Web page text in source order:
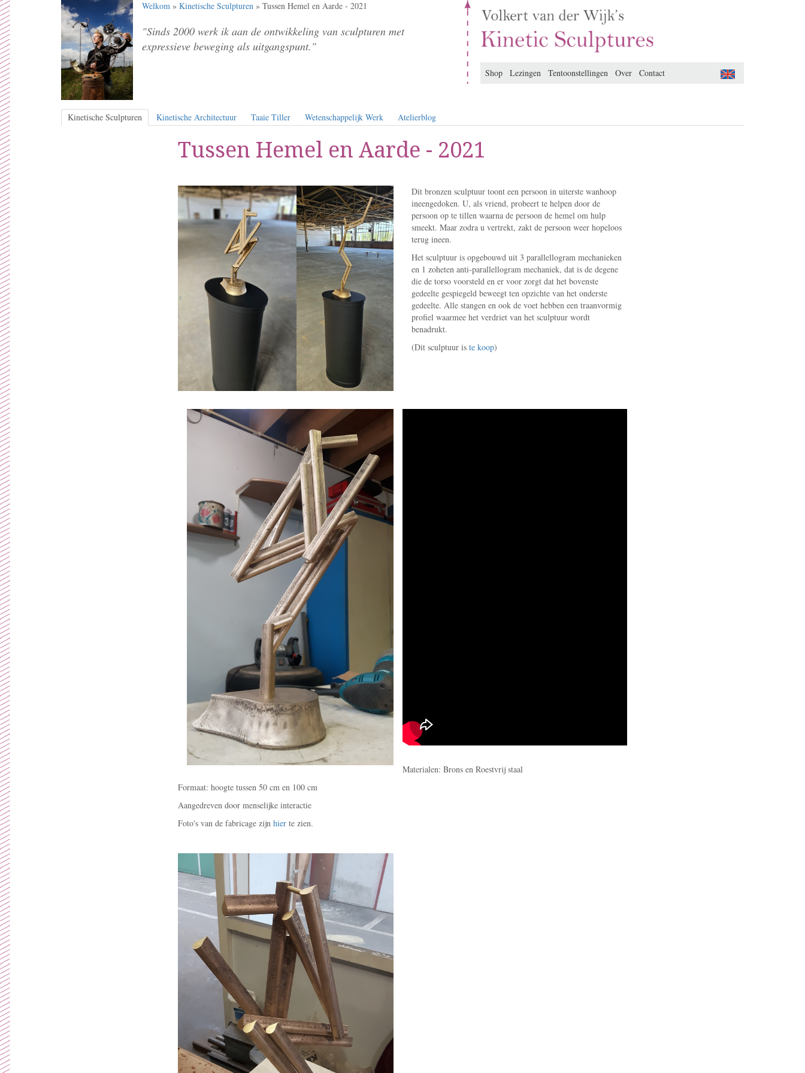
Shop Lezingen Tentoonstellingen Over Contact
Welkom » Kinetische Sculpturen » Tussen Hemel en Aarde - 2021
"Sinds 2000 werk ik aan de ontwikkeling van sculpturen met
expressieve beweging als uitgangspunt."
Kinetische Sculpturen Kinetische Architectuur Taaie Tiller Wetenschappelijk Werk Atelierblog
Tussen Hemel en Aarde - 2021
Dit bronzen sculptuur toont een persoon in uiterste wanhoop
ineengedoken. U, als vriend, probeert te helpen door de
persoon op te tillen waarna de persoon de hemel om hulp
smeekt. Maar zodra u vertrekt, zakt de persoon weer hopeloos
terug ineen.
Het sculptuur is opgebouwd uit 3 parallellogram mechanieken
en 1 zoheten anti-parallellogram mechaniek, dat is de degene
die de torso voorsteld en er voor zorgt dat het bovenste
gedeelte gespiegeld beweegt ten opzichte van het onderste
gedeelte. Alle stangen en ook de voet hebben een traanvormig
profiel waarmee het verdriet van het sculptuur wordt
benadrukt.
(Dit sculptuur is te koop)
Materialen: Brons en Roestvrij staal
Formaat: hoogte tussen 50 cm en 100 cm
Aangedreven door menselijke interactie
Foto's van de fabricage zijn hier te zien.